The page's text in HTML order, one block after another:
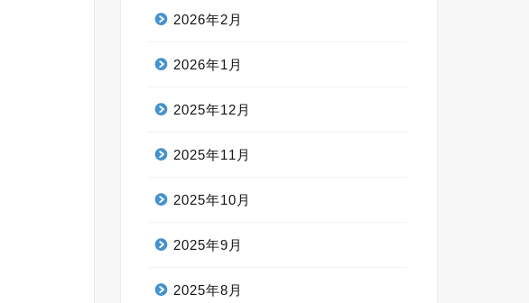
2026年2月
2026年1月
2025年12月
2025年11月
2025年10月
2025年9月
2025年8月